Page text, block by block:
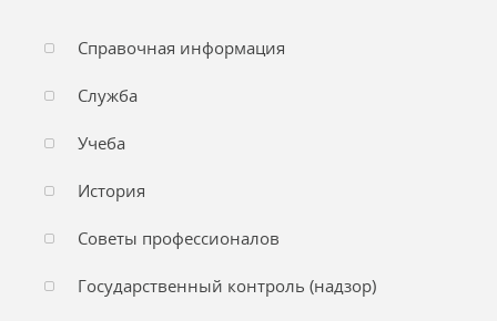
Справочная информация
Служба
Учеба
История
Советы профессионалов
Государственный контроль (надзор)